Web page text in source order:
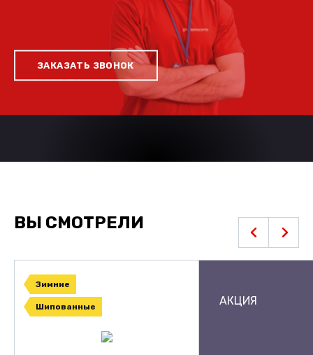
ЗАКАЗАТЬ ЗВОНОК
ВЫ СМОТРЕЛИ
Зимние
Шипованные АКЦИЯ